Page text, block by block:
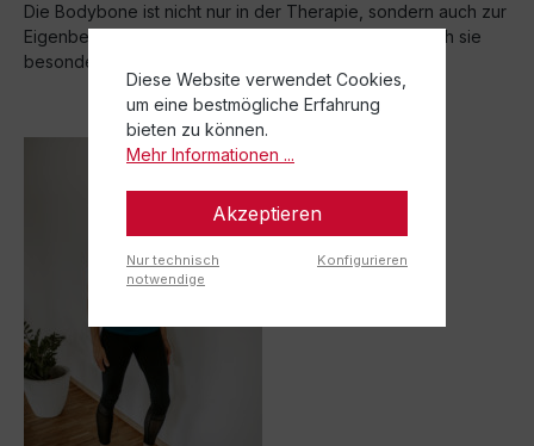
Die Bodybone ist nicht nur in der Therapie, sondern auch zur
Eigenbehandlung äußerst effektiv. Darum empfehle ich sie
besonders gerne meinen Patienten.
Diese Website verwendet Cookies,
um eine bestmögliche Erfahrung
bieten zu können.
Mehr Informationen ...
Akzeptieren
Nur technisch
notwendige
Konfigurieren